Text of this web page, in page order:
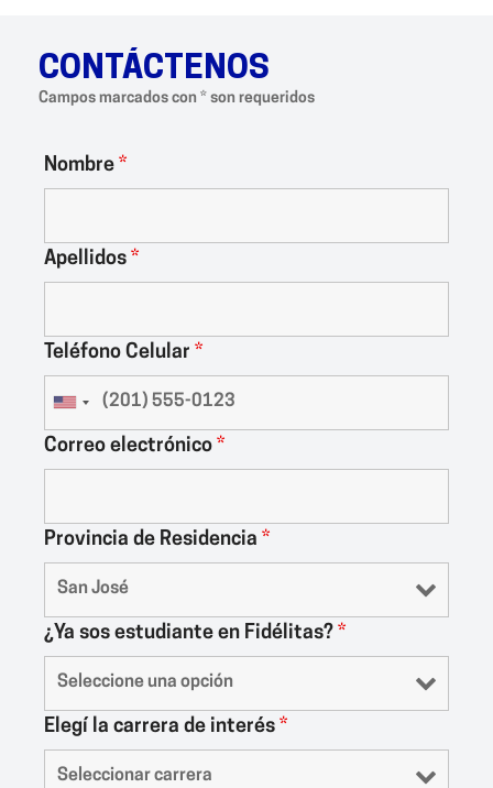
CONTÁCTENOS
Campos marcados con * son requeridos
Nombre *
Apellidos *
Teléfono Celular *
Correo electrónico *
Provincia de Residencia *
¿Ya sos estudiante en Fidélitas? *
Elegí la carrera de interés *